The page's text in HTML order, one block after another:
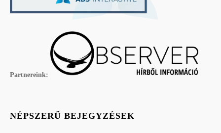
Partnereink:
NÉPSZERŰ BEJEGYZÉSEK